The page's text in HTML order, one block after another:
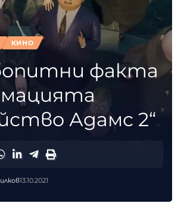
КИНО
факта
Адамс 2“
13.10.2021